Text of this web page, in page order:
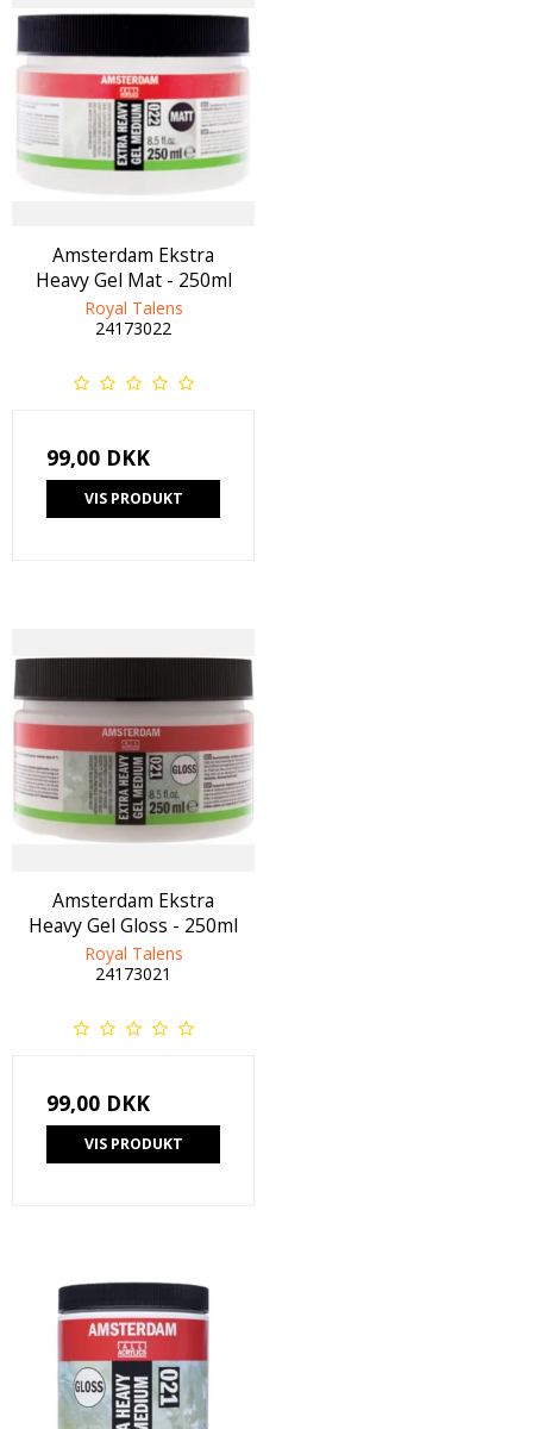
Amsterdam Ekstra
Heavy Gel Mat - 250ml
Royal Talens
24173022
99,00 DKK
VIS PRODUKT
Amsterdam Ekstra
Heavy Gel Gloss - 250ml
Royal Talens
24173021
99,00 DKK
VIS PRODUKT